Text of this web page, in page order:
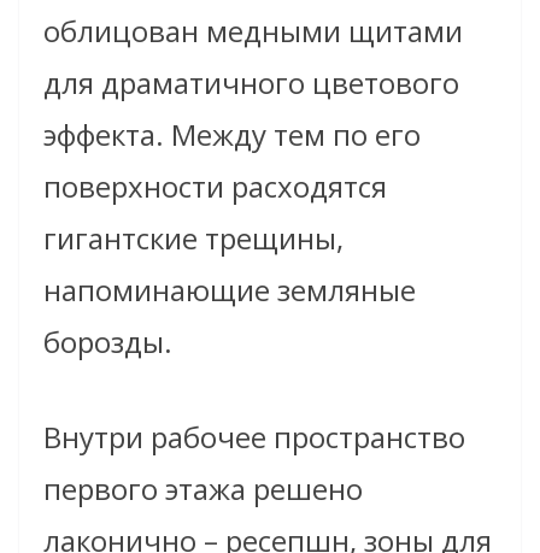
облицован медными щитами
для драматичного цветового
эффекта. Между тем по его
поверхности расходятся
гигантские трещины,
напоминающие земляные
борозды.
Внутри рабочее пространство
первого этажа решено
лаконично – ресепшн, зоны для